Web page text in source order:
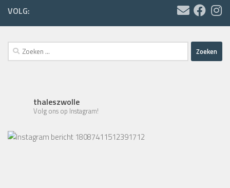
VOLG:
Zoeken
naar:
thaleszwolle
Volg ons op Instagram!